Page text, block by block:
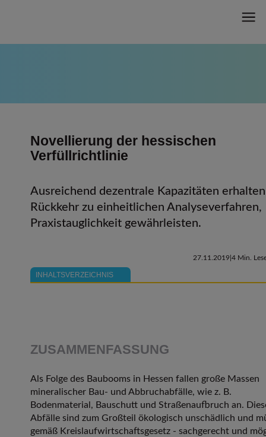
Novellierung der hessischen
Verfüllrichtlinie
Ausreichend dezentrale Kapazitäten
Rückkehr zu einheitlichen Analyseverfahren,
Praxistauglichkeit gewährleisten.
INHALTSVERZEICHNIS
27.11.2019 4 Min.
ZUSAMMENFASSUNG
Als Folge des Baubooms in Hessen fallen große Massen
mineralischer Bau- und Abbruchabfälle, wie z. B.
Bodenmaterial, Bauschutt und Straßenaufbruch an.
Abfälle sind zum Großteil ökologisch unschädlich und
gemäß Kreislaufwirtschaftsgesetz - sachgerecht und